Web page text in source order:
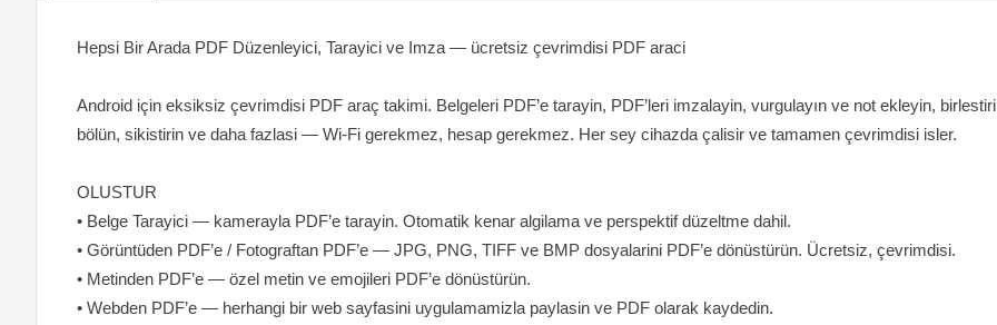
Hepsi Bir Arada PDF Düzenleyici, Tarayici ve Imza — ücretsiz çevrimdisi PDF araci
Android için eksiksiz çevrimdisi PDF araç takimi. Belgeleri PDF’e tarayin, PDF’leri imzalayin, vurgulayın ve not ekleyin,
bölün, sikistirin ve daha fazlasi — Wi-Fi gerekmez, hesap gerekmez. Her sey cihazda çalisir ve tamamen çevrimdisi isler.
OLUSTUR
• Belge Tarayici — kamerayla PDF’e tarayin. Otomatik kenar algilama ve perspektif düzeltme dahil.
• Görüntüden PDF’e / Fotograftan PDF’e — JPG, PNG, TIFF ve BMP dosyalarini PDF’e dönüstürün. Ücretsiz, çevrimdisi.
• Metinden PDF’e — özel metin ve emojileri PDF’e dönüstürün.
• Webden PDF’e — herhangi bir web sayfasini uygulamamizla paylasin ve PDF olarak kaydedin.